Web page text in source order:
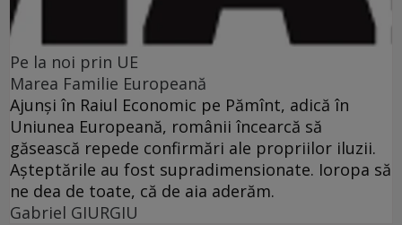
Pe la noi prin UE
Marea Familie Europeană
Ajunşi în Raiul Economic pe Pămînt, adică în
Uniunea Europeană, românii încearcă să
găsească repede confirmări ale propriilor iluzii.
Aşteptările au fost supradimensionate. Ioropa să
ne dea de toate, că de aia aderăm.
Gabriel GIURGIU